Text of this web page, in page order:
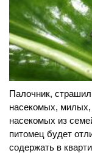
Палочник,
насекомых, милых,
насекомых из
питомец будет
содержать в